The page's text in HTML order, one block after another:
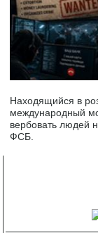
Находящийся в
международный
вербовать людей
ФСБ.